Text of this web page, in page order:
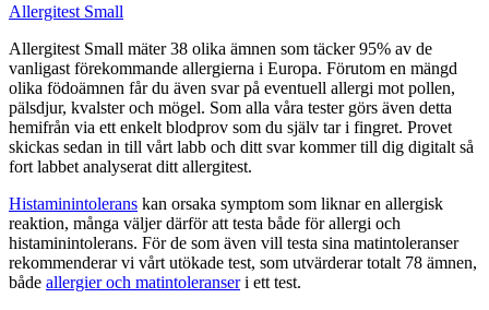
Allergitest Small
Allergitest Small mäter 38 olika ämnen som täcker 95% av de
vanligast förekommande allergierna i Europa. Förutom en mängd
olika födoämnen får du även svar på eventuell allergi mot pollen,
pälsdjur, kvalster och mögel. Som alla våra tester görs även detta
hemifrån via ett enkelt blodprov som du själv tar i fingret. Provet
skickas sedan in till vårt labb och ditt svar kommer till dig digitalt så
fort labbet analyserat ditt allergitest.
Histaminintolerans kan orsaka symptom som liknar en allergisk
reaktion, många väljer därför att testa både för allergi och
histaminintolerans. För de som även vill testa sina matintoleranser
rekommenderar vi vårt utökade test, som utvärderar totalt 78 ämnen,
både allergier och matintoleranser i ett test.